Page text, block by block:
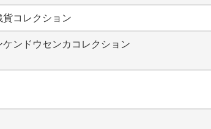
コレクション
ンドウセンカコレクション